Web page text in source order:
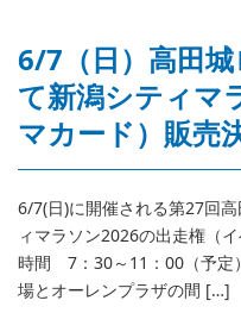
6/7（日）高田
て新潟シティマ
マカード）販売
6/7(日)に開催される第27回
ィマラソン2026の出走権（
時間 7：30～11：00（予定
場とオーレンプラザの間 […]